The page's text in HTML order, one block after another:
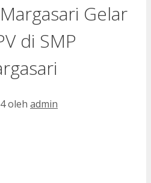
Gelar
di SMP
oleh admin